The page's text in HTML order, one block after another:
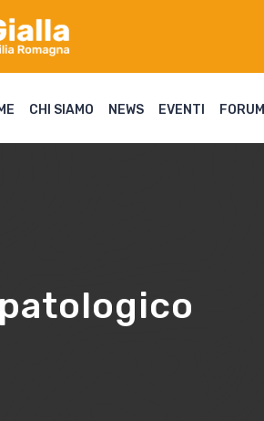
CHI SIAMO NEWS EVENTI